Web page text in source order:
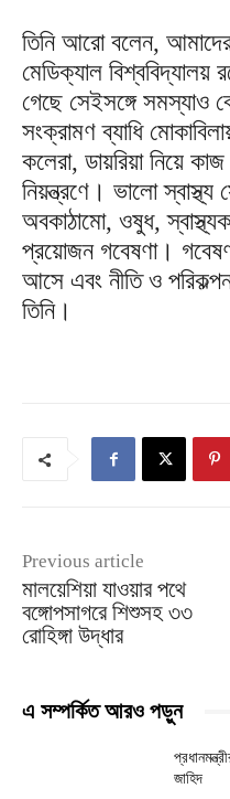
তিনি আরো বলেন,
মেডিক্যাল বিশ্ববিদ্যালয়
গেছে সেইসঙ্গে সমস্যাও
সংক্রামণ ব্যাধি
কলেরা, ডায়রিয়া নিয়ে
নিয়ন্ত্রণে। ভালো
অবকাঠামো, ওষুধ,
প্রয়োজন গবেষণা।
আসে এবং নীতি ও
তিনি।
Previous article
মালয়েশিয়া যাওয়ার পথে
বঙ্গোপসাগরে শিশুসহ ৩৩
রোহিঙ্গা উদ্ধার
এ সম্পর্কিত আরও পড়ুন
জাহিদ